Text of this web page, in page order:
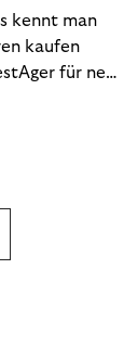
kennt man
kaufen
für neue